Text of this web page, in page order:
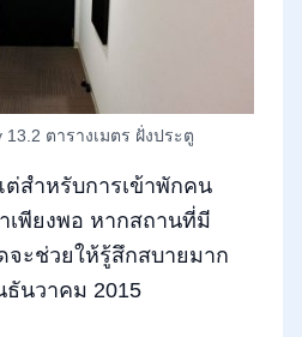
13.2 ตารางเมตร ฝั่งประตู
สำหรับการเข้าพักคน
เพียงพอ หากสถานที่มี
ะช่วยให้รู้สึกสบายมาก
ธันวาคม 2015